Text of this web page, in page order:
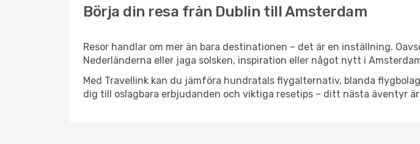
Börja din resa från Dublin till Amsterdam
Resor handlar om mer än bara destinationen – det är en inställning.
Nederländerna eller jaga solsken, inspiration eller något nytt i
Med Travellink kan du jämföra hundratals flygalternativ, blanda
dig till oslagbara erbjudanden och viktiga resetips – ditt nästa äventyr